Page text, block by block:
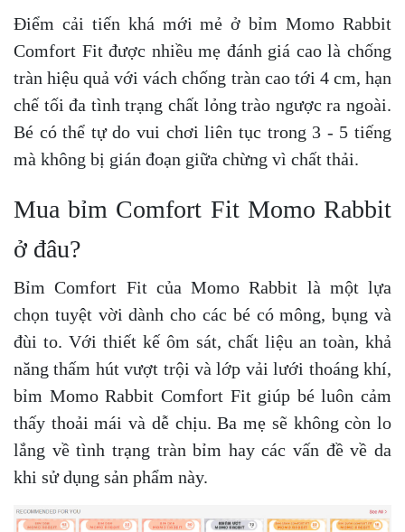
Điểm cải tiến khá mới mẻ ở bỉm Momo Rabbit
Comfort Fit được nhiều mẹ đánh giá cao là chống
tràn hiệu quả với vách chống tràn cao tới 4 cm, hạn
chế tối đa tình trạng chất lỏng trào ngược ra ngoài.
Bé có thể tự do vui chơi liên tục trong 3 - 5 tiếng
mà không bị gián đoạn giữa chừng vì chất thải.
Mua bỉm Comfort Fit Momo Rabbit
ở đâu?
Bỉm Comfort Fit của Momo Rabbit là một lựa
chọn tuyệt vời dành cho các bé có mông, bụng và
đùi to. Với thiết kế ôm sát, chất liệu an toàn, khả
năng thấm hút vượt trội và lớp vải lưới thoáng khí,
bỉm Momo Rabbit Comfort Fit giúp bé luôn cảm
thấy thoải mái và dễ chịu. Ba mẹ sẽ không còn lo
lắng về tình trạng tràn bỉm hay các vấn đề về da
khi sử dụng sản phẩm này.